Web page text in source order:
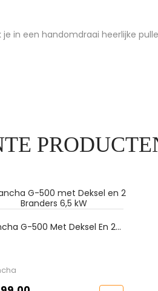
in een handomdraai heerlijke
500 Met Deksel En 2
€